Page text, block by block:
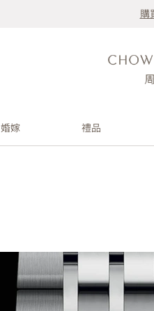
購
婚嫁 禮品